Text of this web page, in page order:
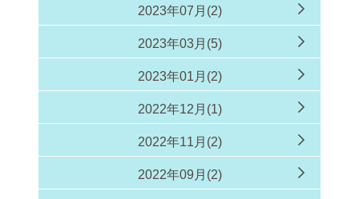
2023年07月(2)
2023年03月(5)
2023年01月(2)
2022年12月(1)
2022年11月(2)
2022年09月(2)